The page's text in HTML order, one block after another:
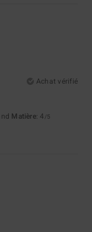
Achat vérifié
Matière: 4 /5